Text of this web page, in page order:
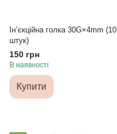
Інʼєкційна голка 30G×4mm (10
штук)
150 грн
В наявності
Купити